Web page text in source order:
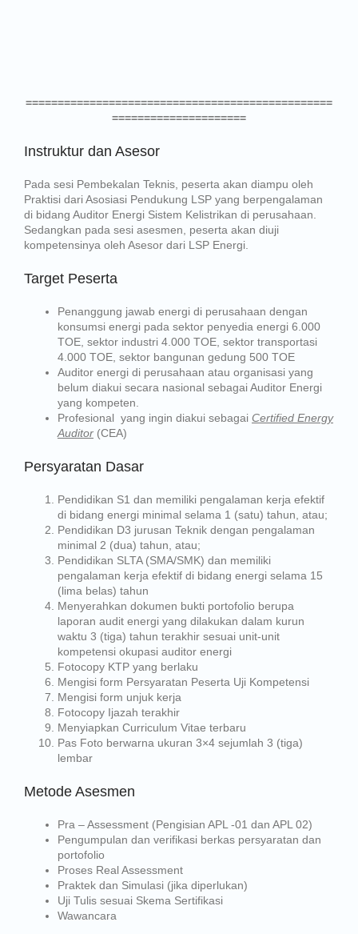
================================================
=====================
Instruktur dan Asesor
Pada sesi Pembekalan Teknis, peserta akan diampu oleh
Praktisi dari Asosiasi Pendukung LSP yang berpengalaman
di bidang Auditor Energi Sistem Kelistrikan di perusahaan.
Sedangkan pada sesi asesmen, peserta akan diuji
kompetensinya oleh Asesor dari LSP Energi.
Target Peserta
Penanggung jawab energi di perusahaan dengan
konsumsi energi pada sektor penyedia energi 6.000
TOE, sektor industri 4.000 TOE, sektor transportasi
4.000 TOE, sektor bangunan gedung 500 TOE
Auditor energi di perusahaan atau organisasi yang
belum diakui secara nasional sebagai Auditor Energi
yang kompeten.
Profesional yang ingin diakui sebagai Certified Energy
Auditor (CEA)
Persyaratan Dasar
Pendidikan S1 dan memiliki pengalaman kerja efektif
di bidang energi minimal selama 1 (satu) tahun, atau;
Pendidikan D3 jurusan Teknik dengan pengalaman
minimal 2 (dua) tahun, atau;
Pendidikan SLTA (SMA/SMK) dan memiliki
pengalaman kerja efektif di bidang energi selama 15
(lima belas) tahun
Menyerahkan dokumen bukti portofolio berupa
laporan audit energi yang dilakukan dalam kurun
waktu 3 (tiga) tahun terakhir sesuai unit-unit
kompetensi okupasi auditor energi
Fotocopy KTP yang berlaku
Mengisi form Persyaratan Peserta Uji Kompetensi
Mengisi form unjuk kerja
Fotocopy Ijazah terakhir
Menyiapkan Curriculum Vitae terbaru
Pas Foto berwarna ukuran 3×4 sejumlah 3 (tiga)
lembar
Metode Asesmen
Pra – Assessment (Pengisian APL -01 dan APL 02)
Pengumpulan dan verifikasi berkas persyaratan dan
portofolio
Proses Real Assessment
Praktek dan Simulasi (jika diperlukan)
Uji Tulis sesuai Skema Sertifikasi
Wawancara